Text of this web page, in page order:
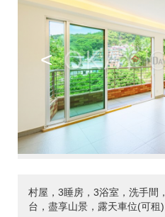
<
村屋，3睡房，3浴室，洗手間
台，盡享山景，露天車位(可租)